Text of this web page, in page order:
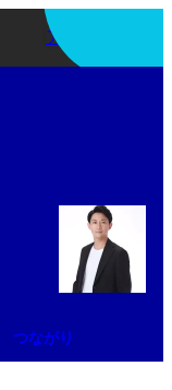
アプリを使う
つながり